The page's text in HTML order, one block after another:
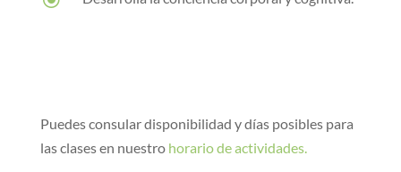
Puedes consular disponibilidad y días posibles para
las clases en nuestro horario de actividades.